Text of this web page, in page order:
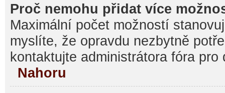
Proč nemohu přidat více
Maximální počet možností
myslíte, že opravdu nezbytně
kontaktujte administrátora fóra pro
Nahoru